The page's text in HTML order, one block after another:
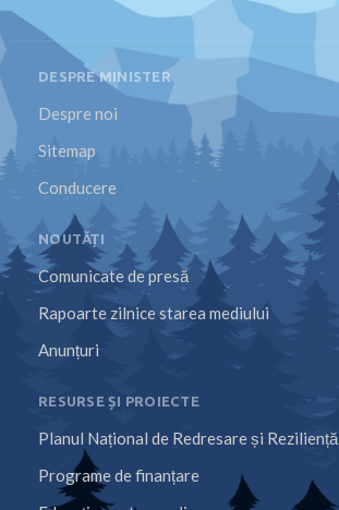
DESPRE MINISTER
Despre noi
Sitemap
Conducere
NOUTĂȚI
Comunicate de presă
Rapoarte zilnice starea mediului
Anunțuri
RESURSE ȘI PROIECTE
Planul Național de Redresare și Reziliență
Programe de finanțare